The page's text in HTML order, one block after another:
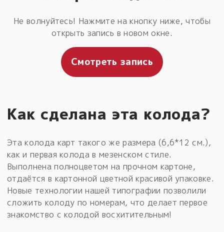
Не волнуйтесь! Нажмите на кнопку ниже, чтобы
открыть запись в новом окне.
Смотреть запись
Как сделана эта колода?
Эта колода карт такого же размера (6,6*12 см.),
как и первая колода в мезенском стиле.
Выполнена полноцветом на прочном картоне,
отдаётся в картонной цветной красивой упаковке.
Новые технологии нашей типографии позволили
сложить колоду по номерам, что делает первое
знакомство с колодой восхитительным!